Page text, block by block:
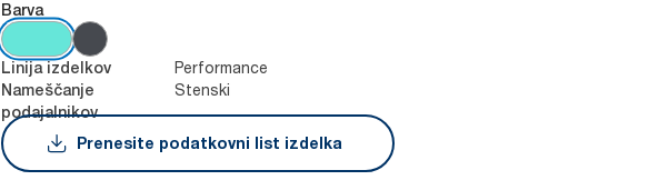
Barva
Linija izdelkov Performance
Nameščanje
podajalnikov
Stenski
Prenesite podatkovni list izdelka